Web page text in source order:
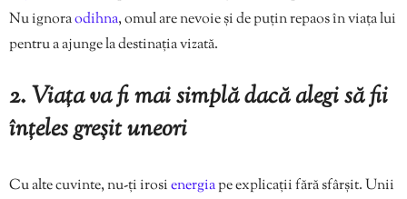
Nu ignoraodihna, omul are nevoie și de puțin repaos în viața lui
pentru a ajunge la destinația vizată.
2.Viața va fi mai simplă dacă alegi să fii
înțeles greșit uneori
Cu alte cuvinte, nu-ți irosienergiape explicații fără sfârșit. Unii